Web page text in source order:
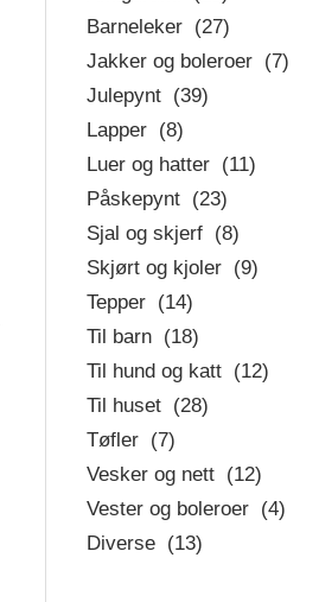
Barneleker (27)
Jakker og boleroer (7)
Julepynt (39)
Lapper (8)
Luer og hatter (11)
Påskepynt (23)
Sjal og skjerf (8)
Skjørt og kjoler (9)
Tepper (14)
Til barn (18)
Til hund og katt (12)
Til huset (28)
Tøfler (7)
Vesker og nett (12)
Vester og boleroer (4)
Diverse (13)